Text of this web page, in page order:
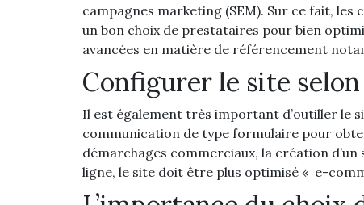
campagnes marketing (SEM). Sur ce fait,
un bon choix de prestataires pour bien
avancées en matière de référencement
Configurer le site
Il est également très important d’outiller le
communication de type formulaire pour
démarchages commerciaux, la création
ligne, le site doit être plus optimisé « e-